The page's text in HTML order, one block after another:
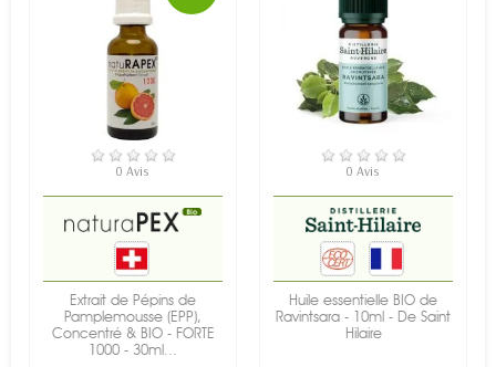
EN STOCK
0 Avis
Extrait de Pépins de
Pamplemousse (EPP),
Concentré & BIO - FORTE
1000 - 30ml...
EN STOCK
0 Avis
Huile essentielle BIO de
Ravintsara - 10ml - De Saint
Hilaire